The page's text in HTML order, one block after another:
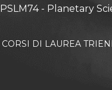
PSLM74 - Planetary
CORSI DI LAUREA